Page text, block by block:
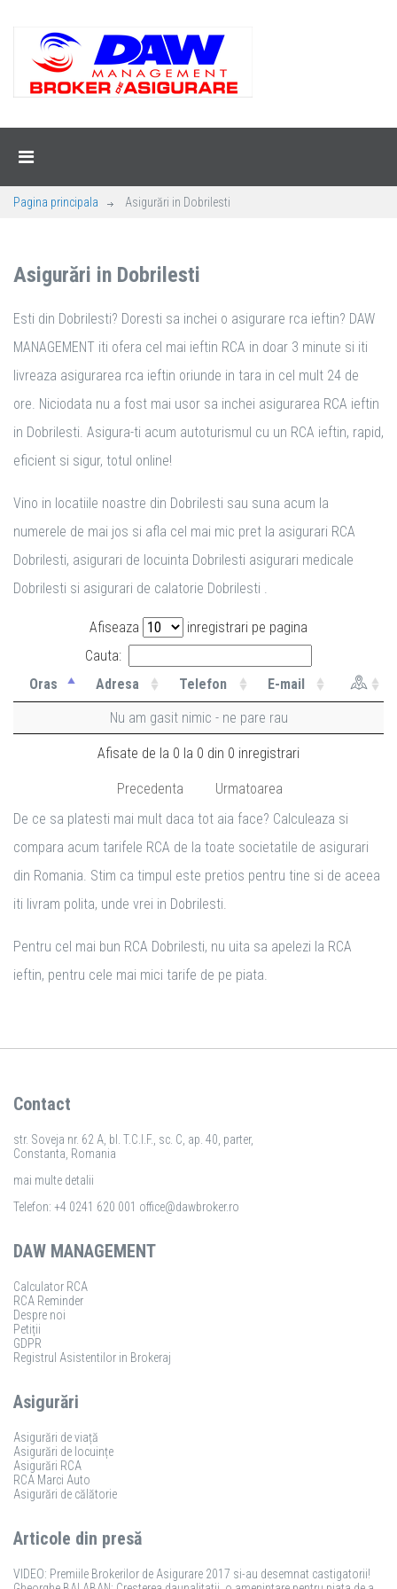
Pagina principala Asigurări in Dobrilesti
Asigurări in Dobrilesti
Esti din Dobrilesti? Doresti sa inchei o asigurare rca ieftin? DAW
MANAGEMENT iti ofera cel mai ieftin RCA in doar 3 minute si iti
livreaza asigurarea rca ieftin oriunde in tara in cel mult 24 de
ore. Niciodata nu a fost mai usor sa inchei asigurarea RCA ieftin
in Dobrilesti. Asigura-ti acum autoturismul cu un RCA ieftin, rapid,
eficient si sigur, totul online!
Vino in locatiile noastre din Dobrilesti sau suna acum la
numerele de mai jos si afla cel mai mic pret la asigurari RCA
Dobrilesti, asigurari de locuinta Dobrilesti asigurari medicale
Dobrilesti si asigurari de calatorie Dobrilesti .
Afiseaza
inregistrari pe pagina
Cauta:
Oras
Adresa Telefon
E-mail
Nu am gasit nimic - ne pare rau
Afisate de la 0 la 0 din 0 inregistrari
Precedenta
Urmatoarea
De ce sa platesti mai mult daca tot aia face? Calculeaza si
compara acum tarifele RCA de la toate societatile de asigurari
din Romania. Stim ca timpul este pretios pentru tine si de aceea
iti livram polita, unde vrei in Dobrilesti.
Pentru cel mai bun RCA Dobrilesti, nu uita sa apelezi la RCA
ieftin, pentru cele mai mici tarife de pe piata.
Contact
str. Soveja nr. 62 A, bl. T.C.I.F., sc. C, ap. 40, parter,
Constanta, Romania
mai multe detalii
Telefon: +4 0241 620 001 office@dawbroker.ro
DAW MANAGEMENT
Calculator RCA
RCA Reminder
Despre noi
Petiții
GDPR
Registrul Asistentilor in Brokeraj
Asigurări
Asigurări de viață
Asigurări de locuințe
Asigurări RCA
RCA Marci Auto
Asigurări de călătorie
Articole din presă
VIDEO: Premiile Brokerilor de Asigurare 2017 si-au desemnat castigatorii!